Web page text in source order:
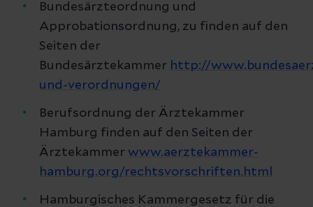
Bundesärzteordnung und
Approbationsordnung, zu finden auf den
Seiten der
Bundesärztekammer http://
und-verordnungen/
Berufsordnung der Ärztekammer
Hamburg finden auf den Seiten der
Ärztekammer www.aerztekammer-
hamburg.org/rechtsvorschriften.html
Hamburgisches Kammergesetz für die